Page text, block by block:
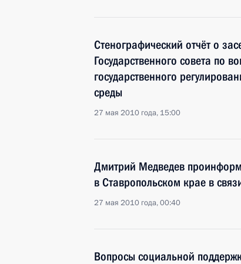
Стенографический отчёт о
Государственного совета по
государственного
среды
27 мая 2010 года, 15:00
Дмитрий Медведев
в Ставропольском крае в
27 мая 2010 года, 00:40
Вопросы социальной